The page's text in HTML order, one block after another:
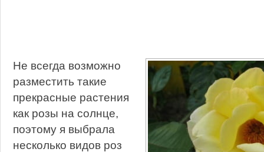
Не всегда возможно
разместить такие
прекрасные растения
как розы на солнце,
поэтому я выбрала
несколько видов роз